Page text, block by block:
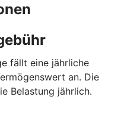
fällt eine jährliche
an. Die
Belastung jährlich.